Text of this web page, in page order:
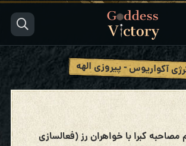
آکواریوس - پیروزی الهه
کبرا با خواهران رز (فعالسازی